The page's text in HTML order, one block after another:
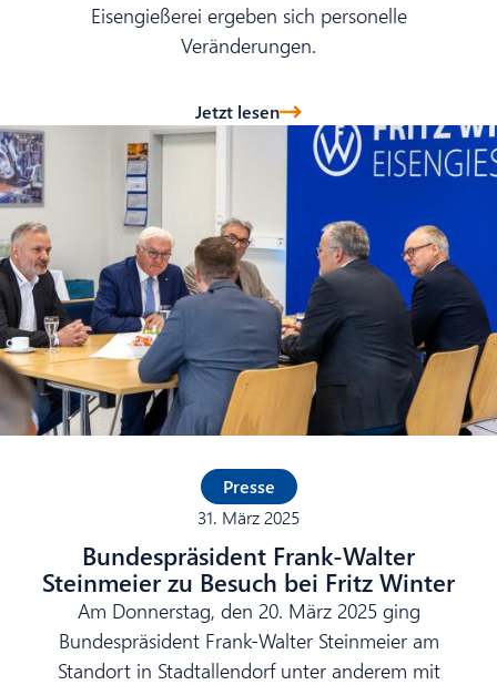
Eisengießerei ergeben sich personelle
Veränderungen.
Jetzt lesen
Presse
31. März 2025
Bundespräsident Frank-Walter
Steinmeier zu Besuch bei Fritz Winter
Am Donnerstag, den 20. März 2025 ging
Bundespräsident Frank-Walter Steinmeier am
Standort in Stadtallendorf unter anderem mit